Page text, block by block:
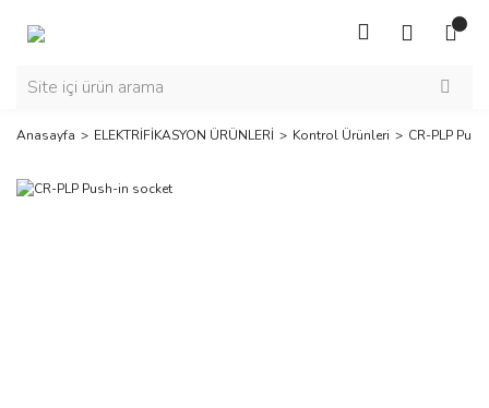
Anasayfa ELEKTRİFİKASYON ÜRÜNLERİ Kontrol Ürünleri CR-PLP